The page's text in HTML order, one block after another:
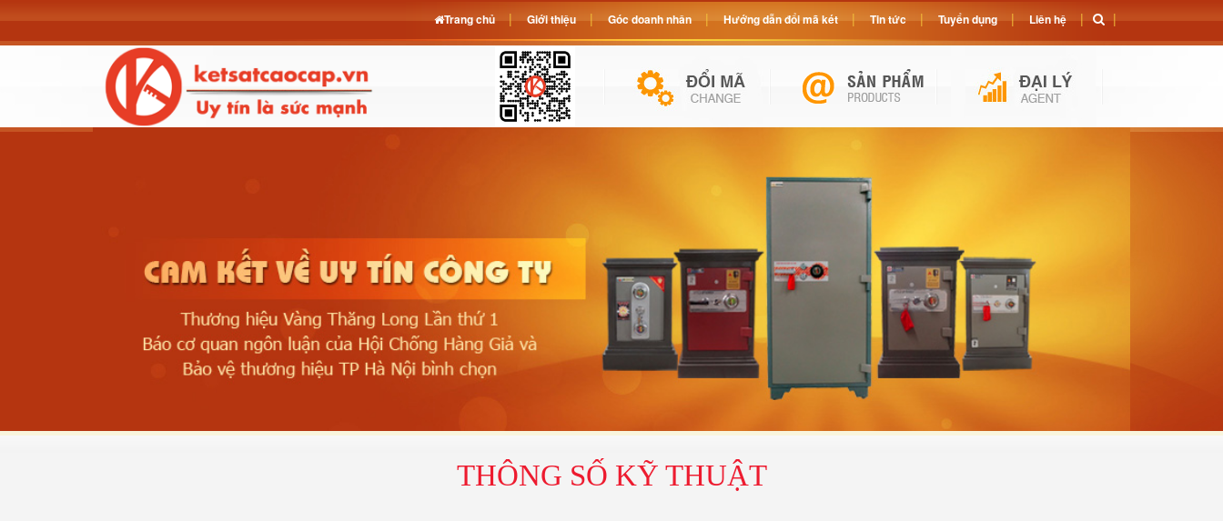
THÔNG SỐ KỸ THUẬT
Trang chủ Giới thiệu Góc doanh nhân Hướng dẫn đổi mã két Tin tức Tuyển dụng Liên hệ